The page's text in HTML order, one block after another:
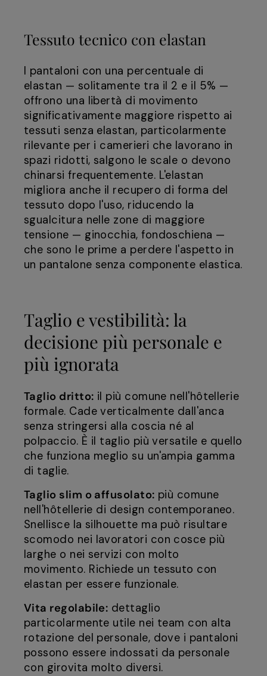
Tessuto tecnico con elastan
I pantaloni con una percentuale di
elastan — solitamente tra il 2 e il 5% —
offrono una libertà di movimento
significativamente maggiore rispetto ai
tessuti senza elastan, particolarmente
rilevante per i camerieri che lavorano in
spazi ridotti, salgono le scale o devono
chinarsi frequentemente. L'elastan
migliora anche il recupero di forma del
tessuto dopo l'uso, riducendo la
sgualcitura nelle zone di maggiore
tensione — ginocchia, fondoschiena —
che sono le prime a perdere l'aspetto in
un pantalone senza componente elastica.
Taglio e vestibilità: la
decisione più personale e
più ignorata
Taglio dritto: il più comune nell'hôtellerie
formale. Cade verticalmente dall'anca
senza stringersi alla coscia né al
polpaccio. È il taglio più versatile e quello
che funziona meglio su un'ampia gamma
di taglie.
Taglio slim o affusolato: più comune
nell'hôtellerie di design contemporaneo.
Snellisce la silhouette ma può risultare
scomodo nei lavoratori con cosce più
larghe o nei servizi con molto
movimento. Richiede un tessuto con
elastan per essere funzionale.
Vita regolabile: dettaglio
particolarmente utile nei team con alta
rotazione del personale, dove i pantaloni
possono essere indossati da personale
con girovita molto diversi.